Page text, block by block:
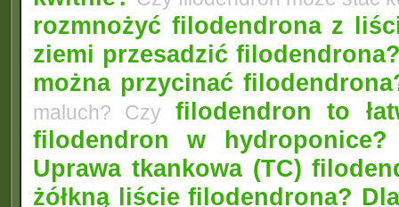
rozmnożyć filodendrona z
ziemi przesadzić
można przycinać
maluch? Czy filodendron to
filodendron w hydroponice?
Uprawa tkankowa (TC)
żółkną liście filodendrona?